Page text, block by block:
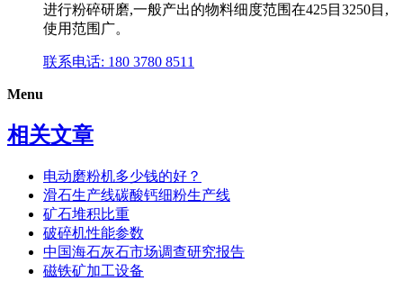
进行粉碎研磨,一般产出的物料细度范围在425目3250目,
使用范围广。
联系电话: 180 3780 8511
Menu
相关文章
电动磨粉机多少钱的好？
滑石生产线碳酸钙细粉生产线
矿石堆积比重
破碎机性能参数
中国海石灰石市场调查研究报告
磁铁矿加工设备